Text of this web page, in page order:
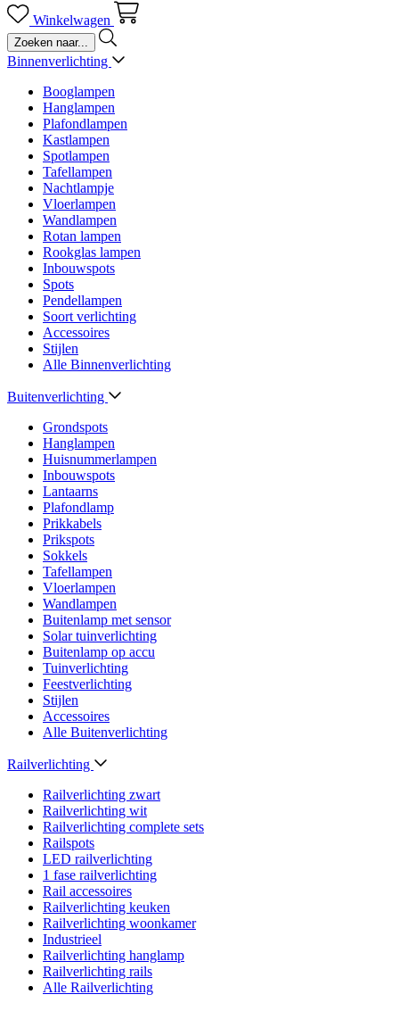
Winkelwagen
Binnenverlichting
Booglampen
Hanglampen
Plafondlampen
Kastlampen
Spotlampen
Tafellampen
Nachtlampje
Vloerlampen
Wandlampen
Rotan lampen
Rookglas lampen
Inbouwspots
Spots
Pendellampen
Soort verlichting
Accessoires
Stijlen
Alle Binnenverlichting
Buitenverlichting
Grondspots
Hanglampen
Huisnummerlampen
Inbouwspots
Lantaarns
Plafondlamp
Prikkabels
Prikspots
Sokkels
Tafellampen
Vloerlampen
Wandlampen
Buitenlamp met sensor
Solar tuinverlichting
Buitenlamp op accu
Tuinverlichting
Feestverlichting
Stijlen
Accessoires
Alle Buitenverlichting
Railverlichting
Railverlichting zwart
Railverlichting wit
Railverlichting complete sets
Railspots
LED railverlichting
1 fase railverlichting
Rail accessoires
Railverlichting keuken
Railverlichting woonkamer
Industrieel
Railverlichting hanglamp
Railverlichting rails
Alle Railverlichting